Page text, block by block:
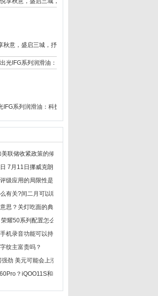
凉山彝风马拉松魅力起跑
秋意，盛启三城，抒写美好家居新篇章
2024年营销发展大会隆重召开
IFG系列润滑油：科技创新引领低粘度润滑油的未来
联储收紧政策的倾向
7月11日挪威克朗汇率查询
级应用的局限性是什么？
有关?闰二月可以哪些事？
思？关灯吃面的典故说的是哪只股票?
耀50系列配置怎么样？
机录音功能可以持续多久
纹主富贵吗？
劲 美元可能会上涨
？iQOO11S和iQOO11、iQOO11Pro值得入手哪一个？